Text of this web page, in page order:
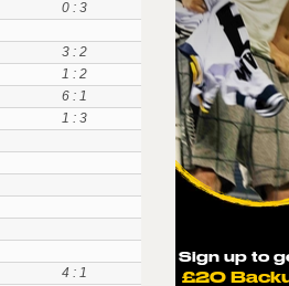
0 : 3
3 : 2
1 : 2
6 : 1
1 : 3
4 : 1